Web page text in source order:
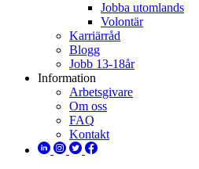
Jobba utomlands
Volontär
Karriärråd
Blogg
Jobb 13-18år
Information
Arbetsgivare
Om oss
FAQ
Kontakt